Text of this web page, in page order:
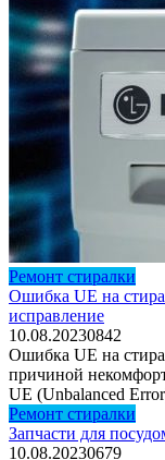
Ремонт стиралки
Ошибка UE на
исправление
10.08.20230842
Ошибка UE на
причиной
UE (Unbalanced
Ремонт стиралки
Запчасти для
10.08.20230679